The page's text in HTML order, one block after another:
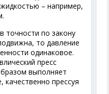
– например,
точности по закону
то давление
одинаковое.
пресс
выполняет
качественно прессуя